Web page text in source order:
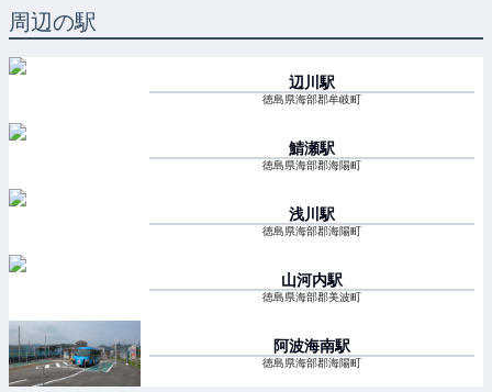
周辺の駅
辺川 駅
徳島県海部郡牟岐町
鯖瀬駅
徳島県海部郡海陽町
浅川 駅
徳島県海部郡海陽町
山河内駅
徳島県海部郡美波町
阿波海南駅
徳島県海部郡海陽町